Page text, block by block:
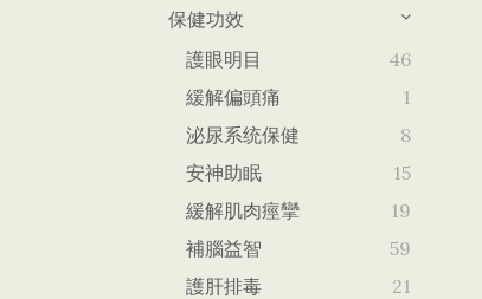
保健功效
護眼明目
46
緩解偏頭痛
1
泌尿系统保健
8
安神助眠
15
緩解肌肉痙攣
19
補腦益智
59
護肝排毒
21